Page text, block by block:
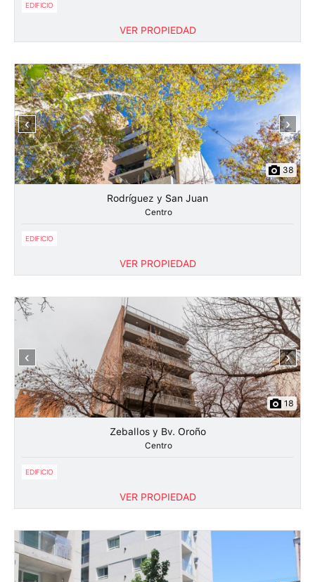
EDIFICIO
VER PROPIEDAD
‹ ›
38
Rodríguez y San Juan
Centro
EDIFICIO
VER PROPIEDAD
‹ ›
18
Zeballos y Bv. Oroño
Centro
EDIFICIO
VER PROPIEDAD